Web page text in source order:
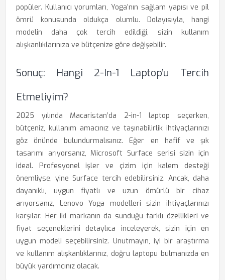
popüler. Kullanıcı yorumları, Yoga’nın sağlam yapısı ve pil
ömrü konusunda oldukça olumlu. Dolayısıyla, hangi
modelin daha çok tercih edildiği, sizin kullanım
alışkanlıklarınıza ve bütçenize göre değişebilir.
Sonuç: Hangi 2-In-1 Laptop’u Tercih
Etmeliyim?
2025 yılında Macaristan’da 2-in-1 laptop seçerken,
bütçeniz, kullanım amacınız ve taşınabilirlik ihtiyaçlarınızı
göz önünde bulundurmalısınız. Eğer en hafif ve şık
tasarımı arıyorsanız, Microsoft Surface serisi sizin için
ideal. Profesyonel işler ve çizim için kalem desteği
önemliyse, yine Surface tercih edebilirsiniz. Ancak, daha
dayanıklı, uygun fiyatlı ve uzun ömürlü bir cihaz
arıyorsanız, Lenovo Yoga modelleri sizin ihtiyaçlarınızı
karşılar. Her iki markanın da sunduğu farklı özellikleri ve
fiyat seçeneklerini detaylıca inceleyerek, sizin için en
uygun modeli seçebilirsiniz. Unutmayın, iyi bir araştırma
ve kullanım alışkanlıklarınız, doğru laptopu bulmanızda en
büyük yardımcınız olacak.